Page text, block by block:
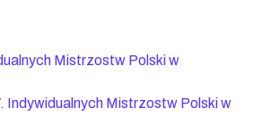
po
Mistrzostw Polski w
Indywidualnych Mistrzostw Polski w